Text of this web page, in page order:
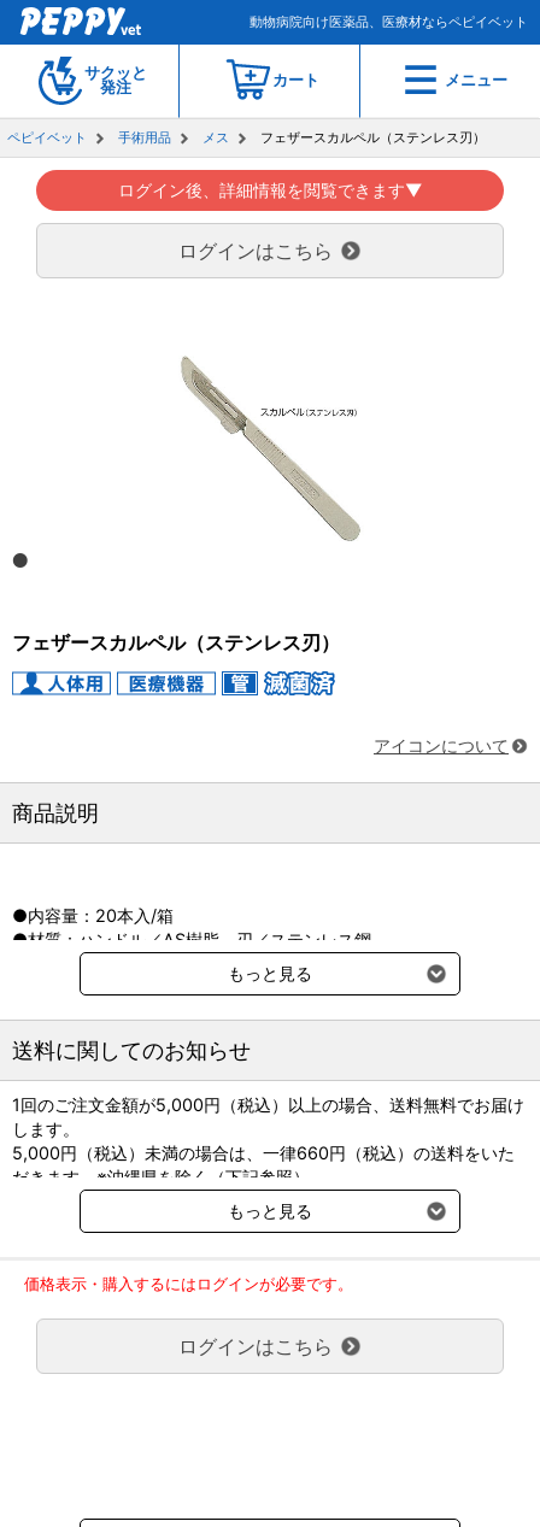
動物病院向け医薬品、医療材ならペピイベット
サクッと
発注
カート メニュー
ペピイベット 手術用品 メス フェザースカルペル（ステンレス刃）
ログイン後、詳細情報を閲覧できます▼
ログインはこちら
フェザースカルペル（ステンレス刃）
アイコンについて
商品説明
●内容量：20本入/箱
●材質：ハンドル／AS樹脂、刃／ステンレス鋼
●γ線滅菌済（個包装）
●医療機器認証番号：219AABZX00136000
もっと見る
送料に関してのお知らせ
1回のご注文金額が5,000円（税込）以上の場合、送料無料でお届け
します。
5,000円（税込）未満の場合は、一律660円（税込）の送料をいた
だきます。※沖縄県を除く（下記参照）
※2017年11月14日（火）より沖縄県へのお届けにつきましては、1
回のご注文金額（税込）が、30,000円以上で配送無料となります。
ご了承のほどよろしくお願い致します。
弊社都合でお届けが２回以上に分かれる場合の送料負担は、１回分
のみで新たな送料は発生しません。
大型商品送料が必要な商品をご注文の場合は、大型商品送料のみご
負担頂きます。
受けます。
もっと見る
価格表示・購入するにはログインが必要です。
ログインはこちら